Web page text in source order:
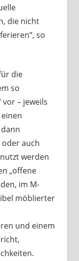
die nicht
so
die
so
vor – jeweils
auch
werden
„offene
im M-
möblierter
und einem